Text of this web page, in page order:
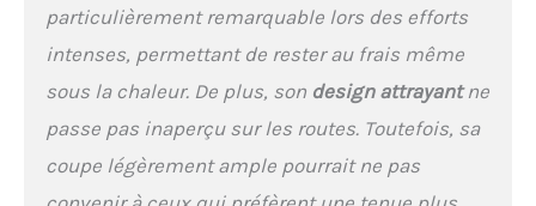
particulièrement remarquable lors des efforts
intenses, permettant de rester au frais même
sous la chaleur. De plus, son design attrayantne
passe pas inaperçu sur les routes. Toutefois, sa
coupe légèrement ample pourrait ne pas